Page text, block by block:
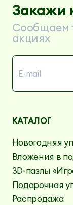
Закажи
Сообщаем
акциях
КАТАЛОГ
Новогодняя
Вложения в
3D-пазлы
Подарочная
Распродажа